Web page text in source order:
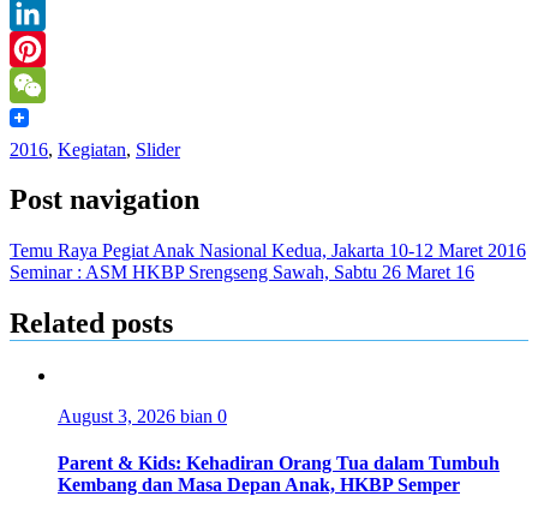
Message
LinkedIn
Pinterest
WeChat
2016, Kegiatan, Slider
Post navigation
Temu Raya Pegiat Anak Nasional Kedua, Jakarta 10-12 Maret 2016
Seminar : ASM HKBP Srengseng Sawah, Sabtu 26 Maret 16
Related posts
August 3, 2026 bian 0
Parent & Kids: Kehadiran Orang Tua dalam Tumbuh
Kembang dan Masa Depan Anak, HKBP Semper